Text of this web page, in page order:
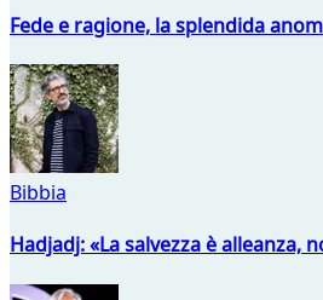
Fede e ragione, la splendida
Bibbia
Hadjadj: «La salvezza è alleanza,